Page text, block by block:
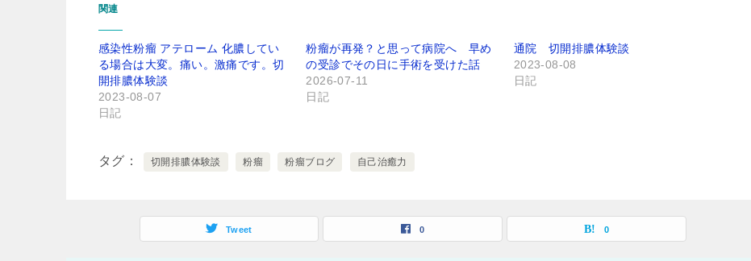
関連
感染性粉瘤 アテローム 化膿してい
る場合は大変。痛い。激痛です。切
開排膿体験談
2023-08-07
日記
粉瘤が再発？と思って病院へ 早め
の受診でその日に手術を受けた話
2026-07-11
日記
通院 切開排膿体験談
2023-08-08
日記
タグ 切開排膿体験談 粉瘤 粉瘤ブログ 自己治癒力
Tweet 0 0